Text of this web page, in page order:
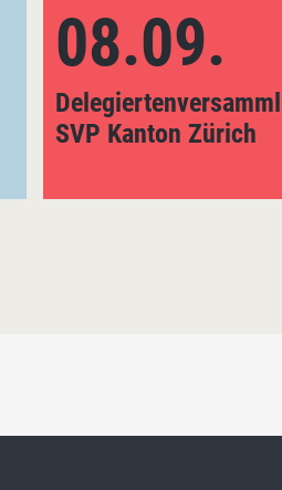
08.09.
SVP Kanton Zürich